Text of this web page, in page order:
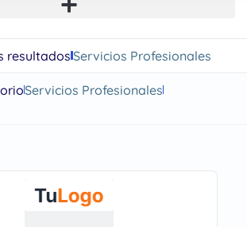
resultadosServicios Profesionales
Servicios Profesionales